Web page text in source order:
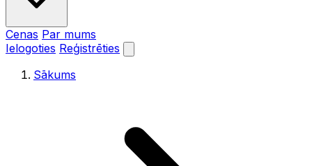
Cenas Par mums
Ielogoties Reģistrēties
Sākums